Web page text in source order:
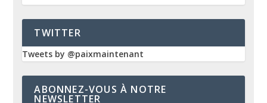
TWITTER
Tweets by @paixmaintenant
ABONNEZ-VOUS À NOTRE
NEWSLETTER